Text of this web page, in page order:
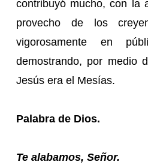
contribuyó mucho, con la
provecho de los
vigorosamente en
demostrando, por medio
Jesús era el Mesías.
Palabra de Dios.
Te alabamos, Señor.